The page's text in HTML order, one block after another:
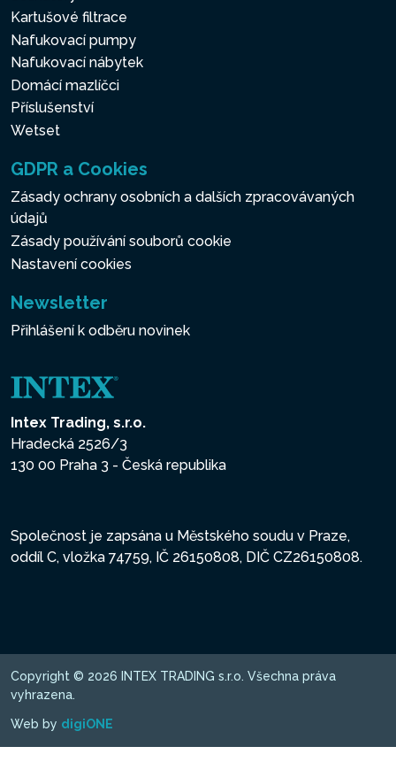
Kartušové filtrace
Nafukovací pumpy
Nafukovací nábytek
Domácí mazlíčci
Příslušenství
Wetset
GDPR a Cookies
Zásady ochrany osobních a dalších zpracovávaných
údajů
Zásady používání souborů cookie
Nastavení cookies
Newsletter
Přihlášení k odběru novinek
Intex Trading, s.r.o.
Hradecká 2526/3
130 00 Praha 3 - Česká republika
Společnost je zapsána u Městského soudu v Praze,
oddíl C, vložka 74759, IČ 26150808, DIČ CZ26150808.
Copyright © 2026 INTEX TRADING s.r.o. Všechna práva
vyhrazena.
Web by digiONE